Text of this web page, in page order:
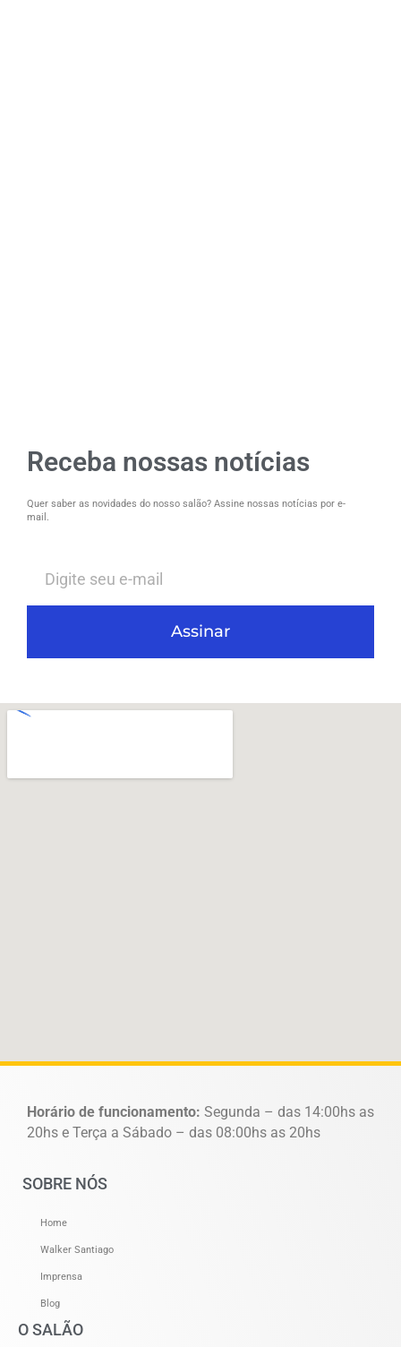
Receba nossas notícias
Quer saber as novidades do nosso salão? Assine nossas notícias por e-
mail.
Assinar
Horário de funcionamento: Segunda – das 14:00hs as
20hs e Terça a Sábado – das 08:00hs as 20hs
SOBRE NÓS
Home
Walker Santiago
Imprensa
Blog
O SALÃO